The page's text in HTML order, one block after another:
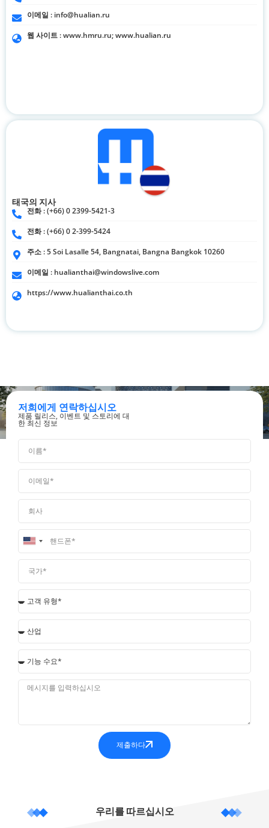
이메일 : info@hualian.ru
웹 사이트 : www.hmru.ru; www.hualian.ru
태국의 지사
전화 : (+66) 0 2399-5421-3
전화 : (+66) 0 2-399-5424
주소 : 5 Soi Lasalle 54, Bangnatai, Bangna Bangkok 10260
이메일 : hualianthai@windowslive.com
https://www.hualianthai.co.th
저희에게 연락하십시오
제품 릴리스, 이벤트 및 스토리에 대
한 최신 정보
United
States
+1
제출하다
우리를 따르십시오